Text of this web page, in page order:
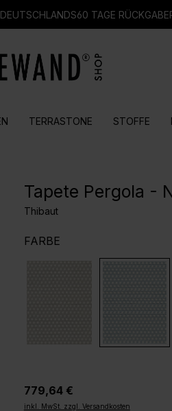
60 TAGE
TERRASTONE STOFFE
Tapete Pergola -
Thibaut
FARBEAUSWÄHLEN
779,64 €
inkl. MwSt. zzgl. Versandkosten